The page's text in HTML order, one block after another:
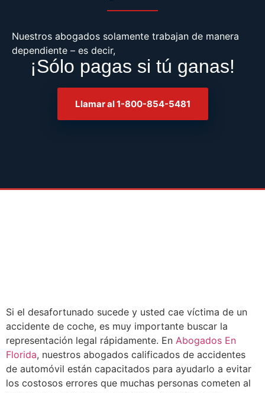
Nuestros abogados solamente trabajan de manera
dependiente – es decir,
¡Sólo pagas si tú ganas!
Llamar al 1-800-854-5481
Si el desafortunado sucede y usted cae víctima de un
accidente de coche, es muy importante buscar la
representación legal rápidamente. En Abogados En
Florida, nuestros abogados calificados de accidentes
de automóvil están capacitados para ayudarlo a evitar
los costosos errores que muchas personas cometen al